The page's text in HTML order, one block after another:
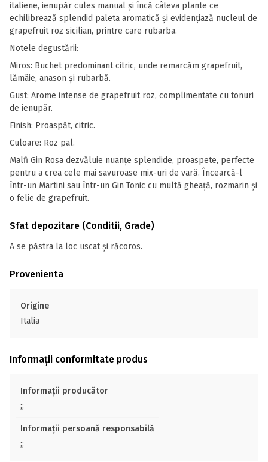
italiene, ienupăr cules manual şi încă câteva plante ce
echilibrează splendid paleta aromatică şi evidenţiază nucleul de
grapefruit roz sicilian, printre care rubarba.
Notele degustării:
Miros: Buchet predominant citric, unde remarcăm grapefruit,
lămâie, anason şi rubarbă.
Gust: Arome intense de grapefruit roz, complimentate cu tonuri
de ienupăr.
Finish: Proaspăt, citric.
Culoare: Roz pal.
Malfi Gin Rosa dezvăluie nuanţe splendide, proaspete, perfecte
pentru a crea cele mai savuroase mix-uri de vară. Încearcă-l
într-un Martini sau într-un Gin Tonic cu multă gheaţă, rozmarin şi
o felie de grapefruit.
Sfat depozitare (Conditii, Grade)
A se păstra la loc uscat și răcoros.
Provenienta
Origine
Italia
Informații conformitate produs
Informații producător
;;
Informații persoană responsabilă
;;